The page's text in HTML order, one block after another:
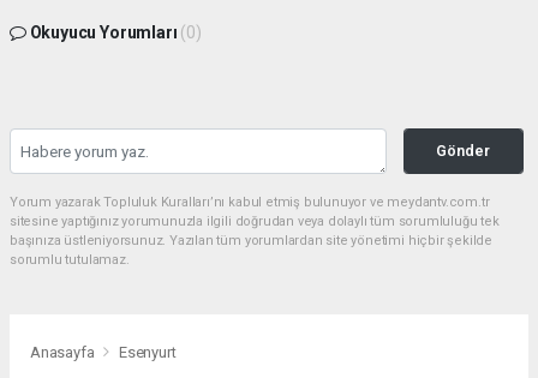
Okuyucu Yorumları (0)
Gönder
Yorum yazarak Topluluk Kuralları’nı kabul etmiş bulunuyor ve meydantv.com.tr
sitesine yaptığınız yorumunuzla ilgili doğrudan veya dolaylı tüm sorumluluğu tek
başınıza üstleniyorsunuz. Yazılan tüm yorumlardan site yönetimi hiçbir şekilde
sorumlu tutulamaz.
Anasayfa Esenyurt